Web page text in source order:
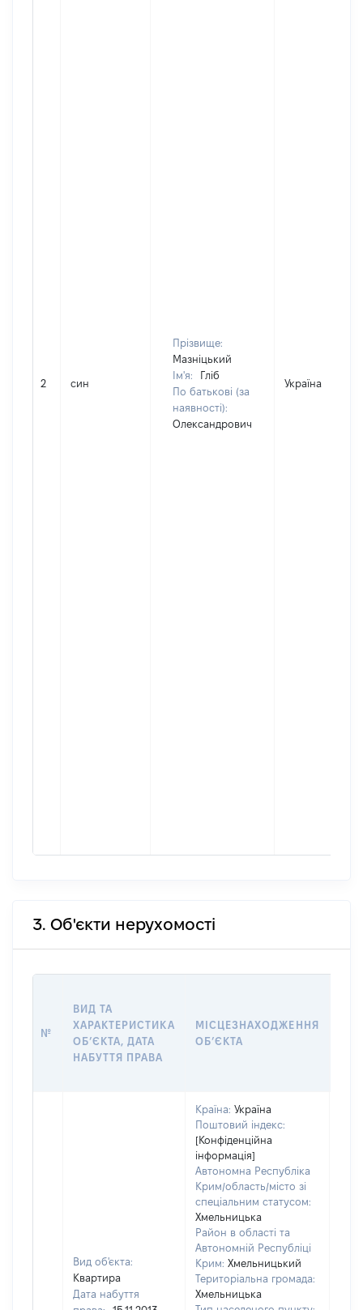
2 син
Прізвище:
Мазніцький
Ім'я:
Гліб
По батькові (за
наявності):
Олександрович
Україна
3. Об'єкти нерухомості
№
ВИД ТА
ХАРАКТЕРИСТИКА
ОБʼЄКТА, ДАТА
НАБУТТЯ ПРАВА
МІСЦЕЗНАХОДЖЕННЯ
ОБʼЄКТА
Вид об'єкта:
Квартира
Дата набуття
Країна: Україна
Поштовий індекс:
[Конфіденційна
інформація]
Автономна Республіка
Крим/область/місто зі
спеціальним статусом:
Хмельницька
Район в області та
Автономній Республіці
Крим: Хмельницький
Територіальна громада:
Хмельницька